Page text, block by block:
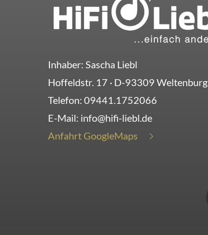
Inhaber: Sascha Liebl
Hoffeldstr. 17 · D-93309 Weltenburg
Telefon: 09441.1752066
E-Mail: info@hifi-liebl.de
Anfahrt GoogleMaps